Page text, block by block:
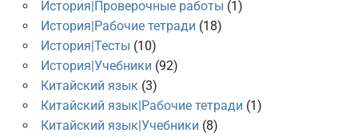
История|Проверочные работы (1)
История|Рабочие тетради (18)
История|Тесты (10)
История|Учебники (92)
Китайский язык(3)
Китайский язык|Рабочие тетради (1)
Китайский язык|Учебники (8)